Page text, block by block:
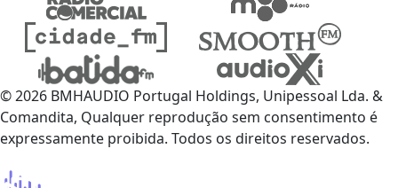
© 2026 BMHAUDIO Portugal Holdings, Unipessoal Lda. &
Comandita, Qualquer reprodução sem consentimento é
expressamente proibida. Todos os direitos reservados.